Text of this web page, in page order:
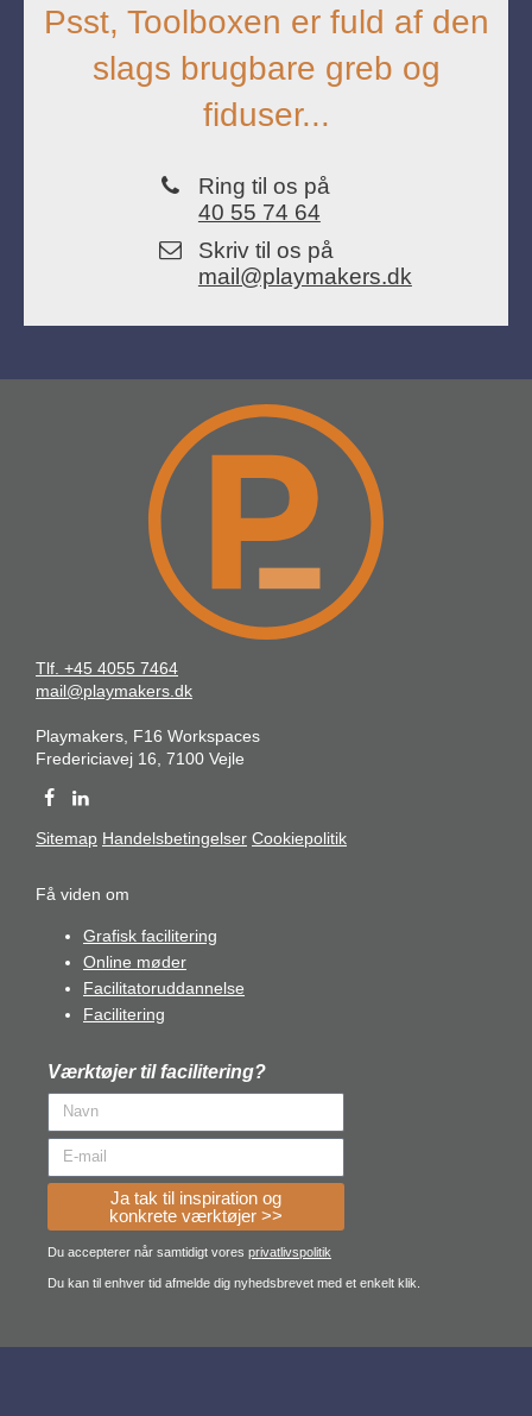
Psst, Toolboxen er fuld af den
slags brugbare greb og
fiduser...
Ring til os på
40 55 74 64
Skriv til os på
mail@playmakers.dk
Tlf. +45 4055 7464
mail@playmakers.dk
Playmakers, F16 Workspaces
Fredericiavej 16, 7100 Vejle
Sitemap Handelsbetingelser Cookiepolitik
Få viden om
Grafisk facilitering
Online møder
Facilitatoruddannelse
Facilitering
Værktøjer til facilitering?
Ja tak til inspiration og
konkrete værktøjer >>
Du accepterer når samtidigt vores privatlivspolitik
Du kan til enhver tid afmelde dig nyhedsbrevet med et enkelt klik.